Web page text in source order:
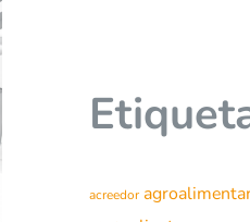
acreedor